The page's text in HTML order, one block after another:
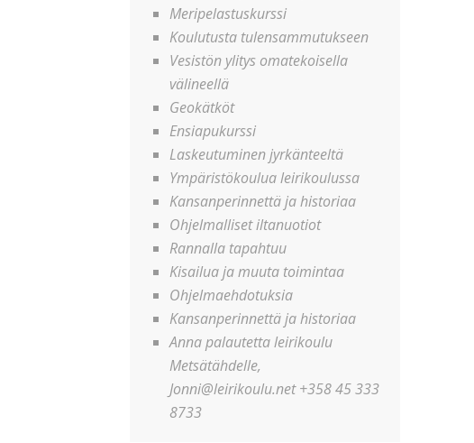
Meripelastuskurssi
Koulutusta tulensammutukseen
Vesistön ylitys omatekoisella
välineellä
Geokätköt
Ensiapukurssi
Laskeutuminen jyrkänteeltä
Ympäristökoulua leirikoulussa
Kansanperinnettä ja historiaa
Ohjelmalliset iltanuotiot
Rannalla tapahtuu
Kisailua ja muuta toimintaa
Ohjelmaehdotuksia
Kansanperinnettä ja historiaa
Anna palautetta leirikoulu
Metsätähdelle,
Jonni@leirikoulu.net +358 45 333
8733